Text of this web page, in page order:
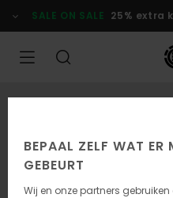
naar
Productinformatie
SALE ON SALE 25% extra
BEPAAL ZELF WAT ER
GEBEURT
Wij en onze partners